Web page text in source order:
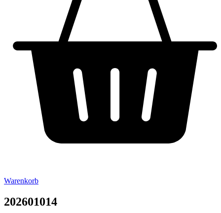
Warenkorb
202601014